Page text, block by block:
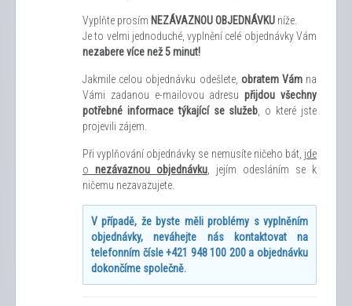
Vyplňte prosím NEZÁVAZNOU OBJEDNÁVKU níže.
Je to velmi jednoduché, vyplnění celé objednávky Vám
nezabere více než 5 minut!
Jakmile celou objednávku odešlete, obratem Vámna
Vámi zadanou e-mailovou adresupřijdou všechny
potřebné informace týkající se služeb , o které jste
projevili zájem.
Při vyplňování objednávky se nemusíte ničeho bát, jde
o nezávaznou objednávku , jejím odesláním se k
ničemu nezavazujete.
V případě, že byste měli problémy s vyplněním
objednávky, neváhejte nás kontaktovat na
telefonním čísle +421 948 100 200 a objednávku
dokončíme společně.